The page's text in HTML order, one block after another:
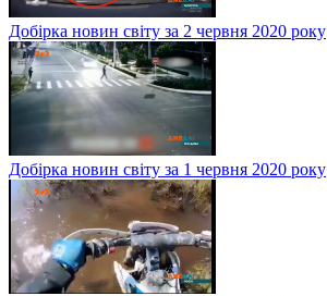
Добірка новин світу за 2 червня 2020 року
Добірка новин світу за 1 червня 2020 року